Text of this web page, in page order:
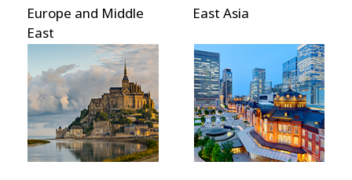
Europe and Middle
East
East Asia